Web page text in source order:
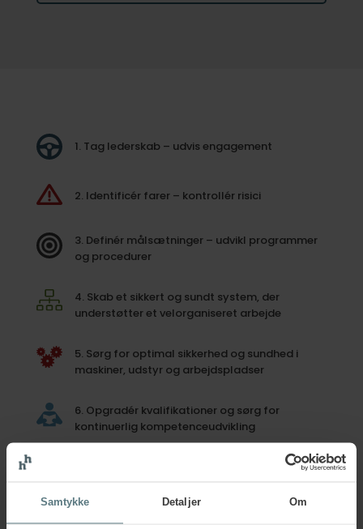
Samtykke Detaljer Om
1. Tag lederskab – udvis engagement
2. Identificér farer – kontrollér risici
3. Definér målsætninger – udvikl programmer
og procedurer
4. Skab et sikkert og sundt system, der
understøtter et velorganiseret arbejde
5. Sørg for optimal sikkerhed og sundhed i
maskiner, udstyr og arbejdspladser
6. Opgradér kvalifikationer og sørg for
kontinuerlig kompetenceudvikling
7. Investér i mennesker og motivér gennem